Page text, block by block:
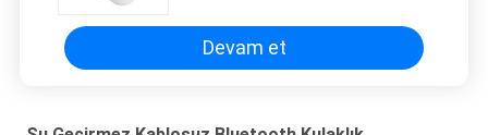
Devam et